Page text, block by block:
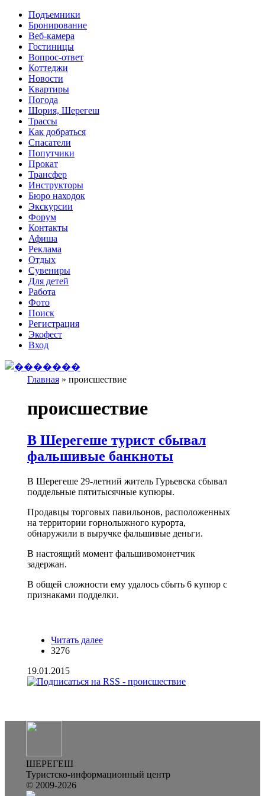
Перейти к основному содержанию
Подъемники
Бронирование
Веб-камера
Гостиницы
Вопрос-ответ
Коттеджи
Новости
Квартиры
Погода
Шория, Шерегеш
Трассы
Как добраться
Спасатели
Попутчики
Прокат
Трансфер
Инструкторы
Бюро находок
Экскурсии
Форум
Контакты
Афиша
Реклама
Отдых
Сувениры
Для детей
Работа
Фото
Поиск
Регистрация
Экофест
Вход
Главная » происшествие
происшествие
В Шерегеше турист сбывал
фальшивые банкноты
В Шерегеше 29-летний житель Гурьевска сбывал
поддельные пятитысячные купюры.
Продавцы торговых павильонов, расположенных
на территории горнолыжного курорта,
обнаружили в выручке фальшивые деньги.
В настоящий момент фальшивомонетчик
задержан.
В общей сложности ему удалось сбыть 6 купюр с
признаками подделки.
Читать далее
3276
19.01.2015
ШЕРЕГЕШ
Туристско-информационный центр
© 2009-2026